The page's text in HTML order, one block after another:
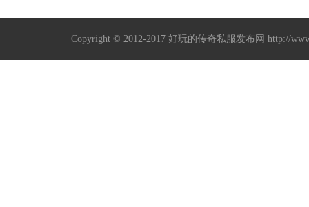
Copyright © 2012-2017好玩的传奇私服发布网 http://